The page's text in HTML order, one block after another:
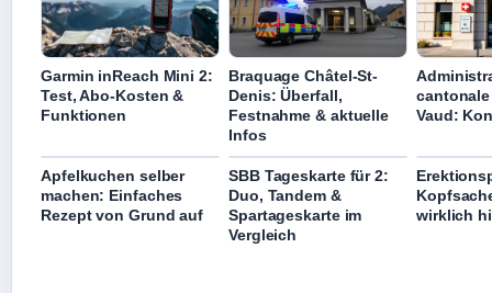
Garmin inReach Mini 2:
Test, Abo-Kosten &
Funktionen
Braquage Châtel-St-
Denis: Überfall,
Festnahme & aktuelle
Infos
Vaud:
Apfelkuchen selber
machen: Einfaches
Rezept von Grund auf
SBB Tageskarte für 2:
Duo, Tandem &
Spartageskarte im
Vergleich
wirklich